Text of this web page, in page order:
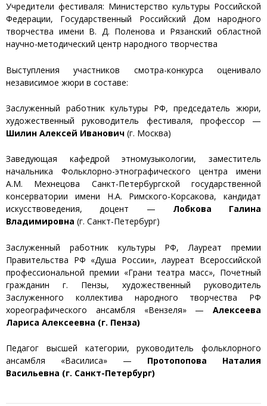
Учредители фестиваля: Министерство культуры Российской
Федерации, Государственный Российский Дом народного
творчества имени В. Д. Поленова и Рязанский областной
научно-методический центр народного творчества
Выступления участников смотра-конкурса оценивало
независимое жюри в составе:
Заслуженный работник культуры РФ, председатель жюри,
художественный руководитель фестиваля, профессор —
Шилин Алексей Иванович (г. Москва)
Заведующая кафедрой этномузыкологии, заместитель
начальника Фольклорно-этнографического центра имени
А.М. Мехнецова Санкт-Петербургской государственной
консерватории имени Н.А. Римского-Корсакова, кандидат
искусствоведения, доцент — Лобкова Галина
Владимировна (г. Санкт-Петербург)
Заслуженный работник культуры РФ, Лауреат премии
Правительства РФ «Душа России», лауреат Всероссийской
профессиональной премии «Грани театра масс», Почетный
гражданин г. Пензы, художественный руководитель
Заслуженного коллектива народного творчества РФ
хореографического ансамбля «Вензеля» — Алексеева
Лариса Алексеевна (г. Пенза)
Педагог высшей категории, руководитель фольклорного
ансамбля «Василиса» — Протопопова Наталия
Васильевна (г. Санкт-Петербург)